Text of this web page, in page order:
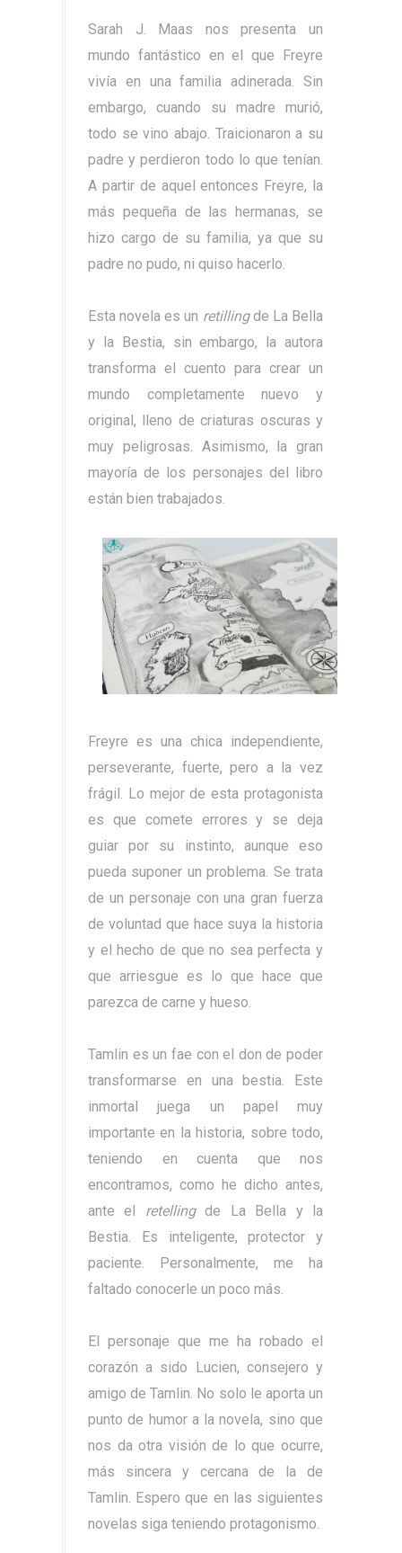
Sarah J. Maas nos presenta un
mundo fantástico en el que Freyre
vivía en una familia adinerada. Sin
embargo, cuando su madre murió,
todo se vino abajo. Traicionaron a su
padre y perdieron todo lo que tenían.
A partir de aquel entonces Freyre, la
más pequeña de las hermanas, se
hizo cargo de su familia, ya que su
padre no pudo, ni quiso hacerlo.
Esta novela es un retillingde La Bella
y la Bestia, sin embargo, la autora
transforma el cuento para crear un
mundo completamente nuevo y
original, lleno de criaturas oscuras y
muy peligrosas. Asimismo, la gran
mayoría de los personajes del libro
están bien trabajados.
Freyre es una chica independiente,
perseverante, fuerte, pero a la vez
frágil. Lo mejor de esta protagonista
es que comete errores y se deja
guiar por su instinto, aunque eso
pueda suponer un problema. Se trata
de un personaje con una gran fuerza
de voluntad que hace suya la historia
y el hecho de que no sea perfecta y
que arriesgue es lo que hace que
parezca de carne y hueso.
Tamlin es un fae con el don de poder
transformarse en una bestia. Este
inmortal juega un papel muy
importante en la historia, sobre todo,
teniendo en cuenta que nos
encontramos, como he dicho antes,
ante el retellingde La Bella y la
Bestia. Es inteligente, protector y
paciente. Personalmente, me ha
faltado conocerle un poco más.
El personaje que me ha robado el
corazón a sido Lucien, consejero y
amigo de Tamlin. No solo le aporta un
punto de humor a la novela, sino que
nos da otra visión de lo que ocurre,
más sincera y cercana de la de
Tamlin. Espero que en las siguientes
novelas siga teniendo protagonismo.